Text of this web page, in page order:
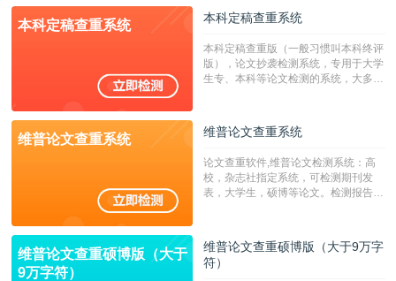
校用来检测硕博论文的系统，检测范围
广，数据来源真实，检测算法合理!本
字符数30万）
本科定稿查重系统 本科定稿查重系统
本科定稿查重版（一般习惯叫本科终评
版），论文抄袭检测系统，专用于大学
生专、本科等论文检测的系统，大多数
维普论文查重系统 维普论文查重系统
论文查重软件,维普论文检测系统：高
校，杂志社指定系统，可检测期刊发
表，大学生，硕博等论文。检测报告支
维普论文查重硕博版（大于
9万字符）
维普论文查重硕博版（大于9万字
符）